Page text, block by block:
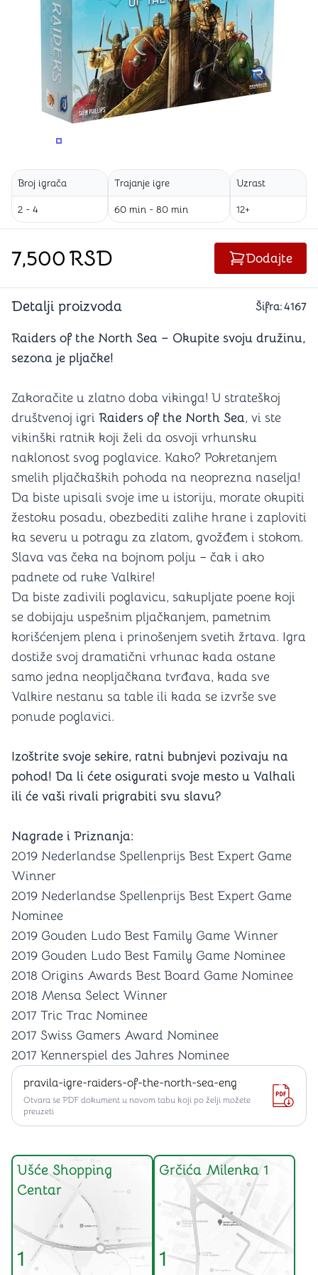
PROMENITE UGAO GLEDANJA
Broj igrača
2 - 4
Trajanje igre
60 min - 80 min
Uzrast
12+
7,500RSD Dodajte
Detalji proizvoda Šifra:4167
Raiders of the North Sea – Okupite svoju družinu,
sezona je pljačke!
Zakoračite u zlatno doba vikinga! U strateškoj
društvenoj igri Raiders of the North Sea, vi ste
vikinški ratnik koji želi da osvoji vrhunsku
naklonost svog poglavice. Kako? Pokretanjem
smelih pljačkaških pohoda na neoprezna naselja!
Da biste upisali svoje ime u istoriju, morate okupiti
žestoku posadu, obezbediti zalihe hrane i zaploviti
ka severu u potragu za zlatom, gvožđem i stokom.
Slava vas čeka na bojnom polju – čak i ako
padnete od ruke Valkire!
Da biste zadivili poglavicu, sakupljate poene koji
se dobijaju uspešnim pljačkanjem, pametnim
korišćenjem plena i prinošenjem svetih žrtava. Igra
dostiže svoj dramatični vrhunac kada ostane
samo jedna neopljačkana tvrđava, kada sve
Valkire nestanu sa table ili kada se izvrše sve
ponude poglavici.
Izoštrite svoje sekire, ratni bubnjevi pozivaju na
pohod! Da li ćete osigurati svoje mesto u Valhali
ili će vaši rivali prigrabiti svu slavu?
Nagrade i Priznanja:
2019 Nederlandse Spellenprijs Best Expert Game
Winner
2019 Nederlandse Spellenprijs Best Expert Game
Nominee
2019 Gouden Ludo Best Family Game Winner
2019 Gouden Ludo Best Family Game Nominee
2018 Origins Awards Best Board Game Nominee
2018 Mensa Select Winner
2017 Tric Trac Nominee
2017 Swiss Gamers Award Nominee
2017 Kennerspiel des Jahres Nominee
pravila-igre-raiders-of-the-north-sea-eng
Otvara se PDF dokument u novom tabu koji po želji možete
preuzeti
Ušće Shopping
Centar
1
Grčića Milenka 1
1